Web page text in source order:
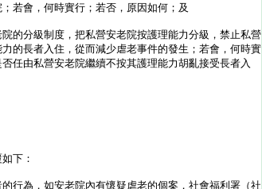
若會，何時實行；若否，原因如何；及
院的分級制度，把私營安老院按護理能力分級，禁止私營
的長者入住，從而減少虐老事件的發生；若會，何時實
任由私營安老院繼續不按其護理能力胡亂接受長者入
下：
的行為，如安老院內有懷疑虐老的個案，社會福利署（社